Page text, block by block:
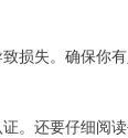
损失。确保你
。还要仔细阅